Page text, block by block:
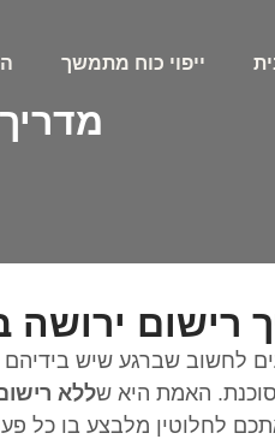
ייפוי כוח מתמשך
רישום ירושה
לחשוב שברגע שיש בידיהם
האמת היא שללא
לחלוטין מלבצע בו כל